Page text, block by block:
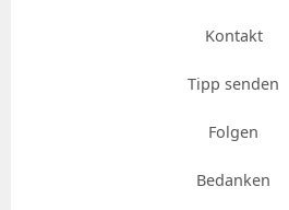
Kontakt
Tipp senden
Folgen
Bedanken